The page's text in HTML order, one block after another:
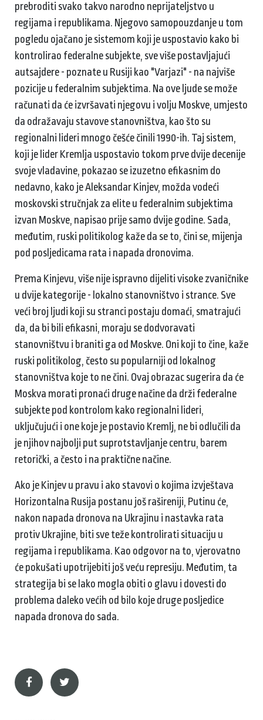
prebroditi svako takvo narodno neprijateljstvo u
regijama i republikama. Njegovo samopouzdanje u tom
pogledu ojačano je sistemom koji je uspostavio kako bi
kontrolirao federalne subjekte, sve više postavljajući
autsajdere - poznate u Rusiji kao "Varjazi" - na najviše
pozicije u federalnim subjektima. Na ove ljude se može
računati da će izvršavati njegovu i volju Moskve, umjesto
da odražavaju stavove stanovništva, kao što su
regionalni lideri mnogo češće činili 1990-ih. Taj sistem,
koji je lider Kremlja uspostavio tokom prve dvije decenije
svoje vladavine, pokazao se izuzetno efikasnim do
nedavno, kako je Aleksandar Kinjev, možda vodeći
moskovski stručnjak za elite u federalnim subjektima
izvan Moskve, napisao prije samo dvije godine. Sada,
međutim, ruski politikolog kaže da se to, čini se, mijenja
pod posljedicama rata i napada dronovima.
Prema Kinjevu, više nije ispravno dijeliti visoke zvaničnike
u dvije kategorije - lokalno stanovništvo i strance. Sve
veći broj ljudi koji su stranci postaju domaći, smatrajući
da, da bi bili efikasni, moraju se dodvoravati
stanovništvu i braniti ga od Moskve. Oni koji to čine, kaže
ruski politikolog, često su popularniji od lokalnog
stanovništva koje to ne čini. Ovaj obrazac sugerira da će
Moskva morati pronaći druge načine da drži federalne
subjekte pod kontrolom kako regionalni lideri,
uključujući i one koje je postavio Kremlj, ne bi odlučili da
je njihov najbolji put suprotstavljanje centru, barem
retorički, a često i na praktične načine.
Ako je Kinjev u pravu i ako stavovi o kojima izvještava
Horizontalna Rusija postanu još rašireniji, Putinu će,
nakon napada dronova na Ukrajinu i nastavka rata
protiv Ukrajine, biti sve teže kontrolirati situaciju u
regijama i republikama. Kao odgovor na to, vjerovatno
će pokušati upotrijebiti još veću represiju. Međutim, ta
strategija bi se lako mogla obiti o glavu i dovesti do
problema daleko većih od bilo koje druge posljedice
napada dronova do sada.